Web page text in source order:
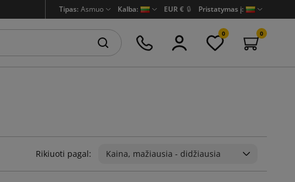
Tipas: Asmuo Kalba: EUR € 🔒 Pristatymas į:
0 0
Rikiuoti pagal: Kaina, mažiausia - didžiausia